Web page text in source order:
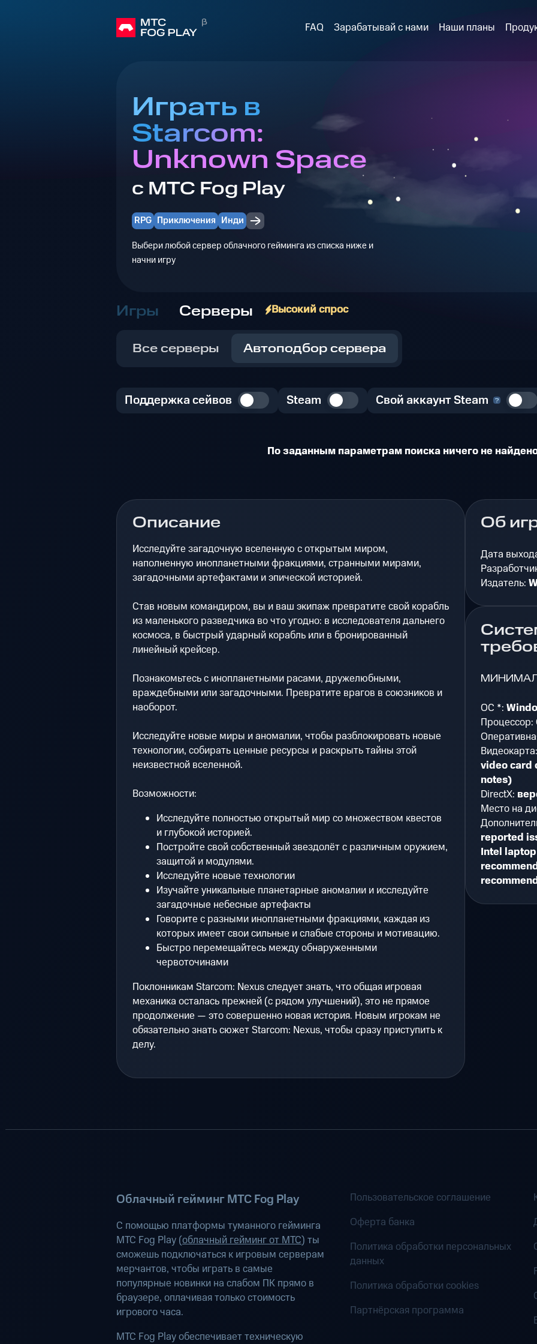
FAQ Зарабатывай с нами Наши планы
Играть в
Starcom:
Unknown Space
с МТС Fog Play
RPG Приключения Инди
Выбери любой сервер облачного гейминга из списка ниже и
начни игру
Игры Серверы Высокий спрос
Все серверы Автоподбор сервера
Поддержка сейвов Steam Свой аккаунт Steam
По заданным параметрам поиска ничего не
Описание
Исследуйте загадочную вселенную с открытым миром,
наполненную инопланетными фракциями, странными мирами,
загадочными артефактами и эпической историей.
Став новым командиром, вы и ваш экипаж превратите свой корабль
из маленького разведчика во что угодно: в исследователя дальнего
космоса, в быстрый ударный корабль или в бронированный
линейный крейсер.
Познакомьтесь с инопланетными расами, дружелюбными,
враждебными или загадочными. Превратите врагов в союзников и
наоборот.
Исследуйте новые миры и аномалии, чтобы разблокировать новые
технологии, собирать ценные ресурсы и раскрыть тайны этой
неизвестной вселенной.
Возможности:
Исследуйте полностью открытый мир со множеством квестов
и глубокой историей.
Постройте свой собственный звездолёт с различным оружием,
защитой и модулями.
Исследуйте новые технологии
Изучайте уникальные планетарные аномалии и исследуйте
загадочные небесные артефакты
Говорите с разными инопланетными фракциями, каждая из
которых имеет свои сильные и слабые стороны и мотивацию.
Быстро перемещайтесь между обнаруженными
червоточинами
Поклонникам Starcom: Nexus следует знать, что общая игровая
механика осталась прежней (с рядом улучшений), это не прямое
продолжение — это совершенно новая история. Новым игрокам не
обязательно знать сюжет Starcom: Nexus, чтобы сразу приступить к
делу.
Об
Дата
Издатель:
ОС *:
Процессор:
video card
notes)
DirectX:
Место на
reported
Intel laptop
Облачный гейминг МТС Fog Play
С помощью платформы туманного гейминга
МТС Fog Play (облачный гейминг от МТС) ты
сможешь подключаться к игровым серверам
мерчантов, чтобы играть в самые
популярные новинки на слабом ПК прямо в
браузере, оплачивая только стоимость
игрового часа.
МТС Fog Play обеспечивает техническую
Пользовательское соглашение
Оферта банка
Политика обработки персональных
данных
Политика обработки cookies
Партнёрская программа